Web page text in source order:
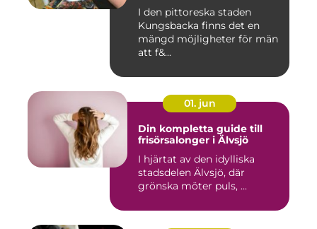
I den pittoreska staden
Kungsbacka finns det en
mängd möjligheter för män
att f&...
01. jun
Din kompletta guide till
frisörsalonger i Älvsjö
I hjärtat av den idylliska
stadsdelen Älvsjö, där
grönska möter puls, ...